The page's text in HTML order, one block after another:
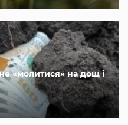
«молитися» на дощ і